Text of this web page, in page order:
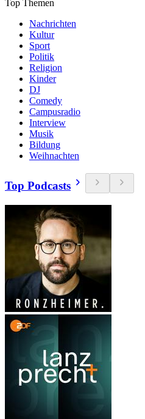
Top Themen
Nachrichten
Kultur
Sport
Politik
Religion
Kinder
DJ
Comedy
Campusradio
Interview
Musik
Bildung
Weihnachten
Top Podcasts